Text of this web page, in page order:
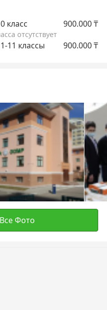
класс
900.000₸
отсутствует
11 классы 900.000₸
Фото